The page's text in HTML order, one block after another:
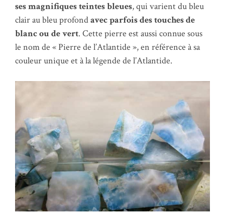
ses magnifiques teintes bleues, qui varient du bleu
clair au bleu profondavec parfois des touches de
blanc ou de vert. Cette pierre est aussi connue sous
le nom de « Pierre de l’Atlantide », en référence à sa
couleur unique et à la légende de l’Atlantide.